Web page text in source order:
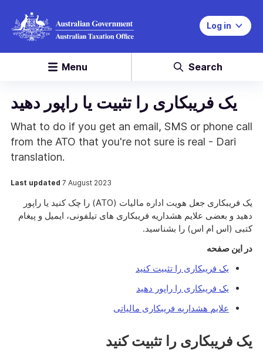
Log in
Menu Search
یک فریبکاری را تثبیت یا راپور دهید
What to do if you get an email, SMS or phone call
from the ATO that you're not sure is real - Dari
translation.
Last updated 7 August 2023
یک فریبکاری جعل هویت اداره مالیات (ATO) را چک کنید یا راپور
دهید و بعضی علایم هشداریه فریبکاری های تیلفونی، ایمیل و پیغام
کتبی (اس ام اس) را بشناسید.
در این صفحه
یک فریبکاری را تثبیت کنید
یک فریبکاری را راپور دهید
علایم هشداریه فریبکاری مالیاتی
یک فریبکاری را تثبیت کنید